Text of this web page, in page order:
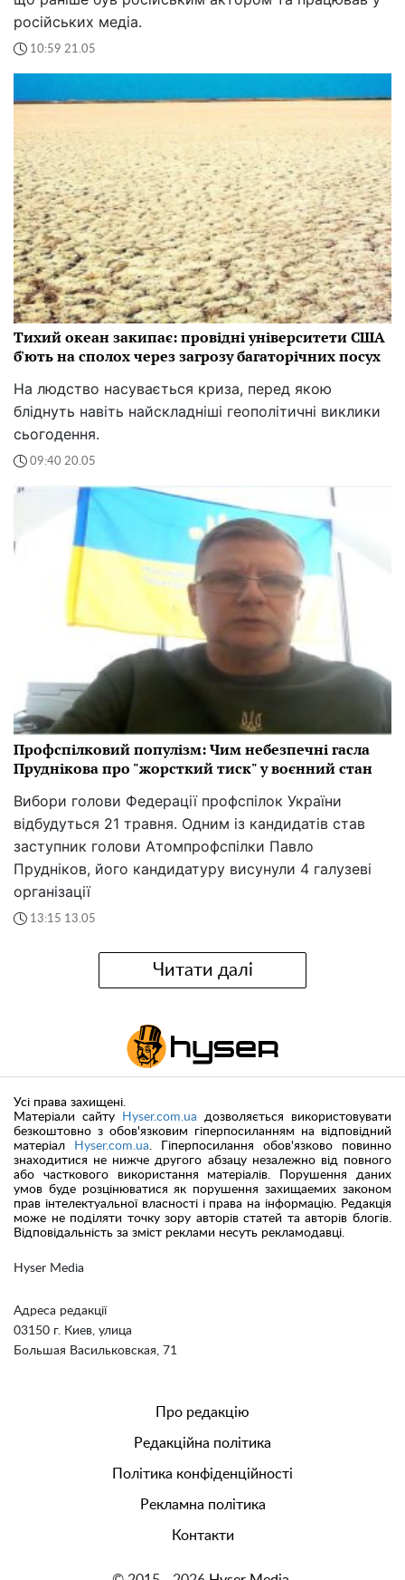
російських медіа.
10:59 21.05
Тихий океан закипає: провідні університети США
б'ють на сполох через загрозу багаторічних посух
На людство насувається криза, перед якою
бліднуть навіть найскладніші геополітичні виклики
сьогодення.
09:40 20.05
Профспілковий популізм: Чим небезпечні гасла
Пруднікова про "жорсткий тиск" у воєнний стан
Вибори голови Федерації профспілок України
відбудуться 21 травня. Одним із кандидатів став
заступник голови Атомпрофспілки Павло
Прудніков, його кандидатуру висунули 4 галузеві
організації
13:15 13.05
Читати далі
Hyser Media
Адреса редакції
03150 г. Киев, улица
Большая Васильковская, 71
Усі права захищені.
Матеріали сайту
Hyser.com.ua дозволяється використовувати
безкоштовно з обов'язковим гіперпосиланням на відповідний
матеріал
Hyser.com.ua. Гіперпосилання обов'язково повинно
знаходитися не нижче другого абзацу незалежно від повного
або часткового використання матеріалів. Порушення даних
умов буде розцінюватися як порушення захищаемих законом
прав інтелектуальної власності і права на інформацію. Редакція
може не поділяти точку зору авторів статей та авторів блогів.
Відповідальність за зміст реклами несуть рекламодавці.
Про редакцію
Редакційна політика
Політика конфіденційності
Рекламна політика
Контакти